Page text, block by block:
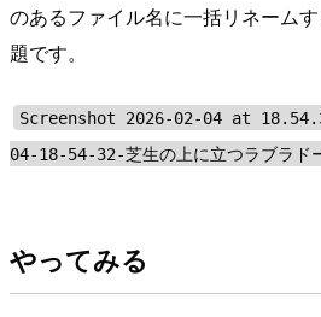
のあるファイル名に一括リネーム
題です。
Screenshot 2026-02-04 at
04-18-54-32-芝生の上に立つラブラド
やってみる